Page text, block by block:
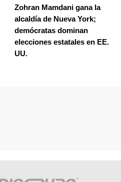
Zohran Mamdani gana la
alcaldía de Nueva York;
demócratas dominan
elecciones estatales en EE.
UU.